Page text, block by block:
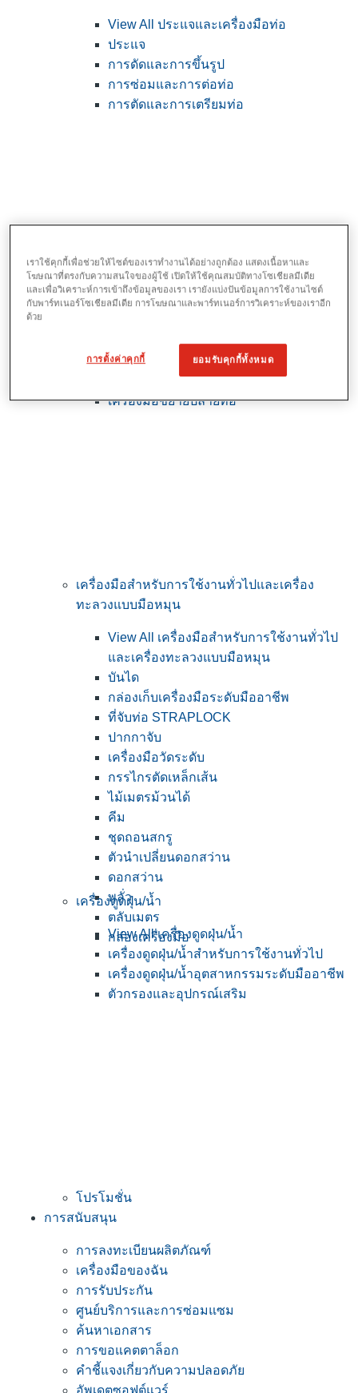
View All ประแจและเครื่องมือท่อ
ประแจ
การดัดและการขึ้นรูป
การซ่อมและการต่อท่อ
การตัดและการเตรียมท่อ
เครื่องมือสาธารณูปโภค & ช่างไฟฟ้า
เครื่องมือกรีดตัดสายเคเบิล
เครื่องมือดัดท่อคอนดูท
เครื่องมือขยายปลายท่อ
เครื่องมือสำหรับการใช้งานทั่วไปและเครื่อง
ทะลวงแบบมือหมุน
View All เครื่องมือสำหรับการใช้งานทั่วไป
และเครื่องทะลวงแบบมือหมุน
บันได
กล่องเก็บเครื่องมือระดับมืออาชีพ
ที่จับท่อ STRAPLOCK
ปากกาจับ
เครื่องมือวัดระดับ
กรรไกรตัดเหล็กเส้น
ไม้เมตรม้วนได้
คีม
ชุดถอนสกรู
ตัวนำเปลี่ยนดอกสว่าน
ดอกสว่าน
พลั่ว
ตลับเมตร
กล่องเครื่องมือ
เครื่องดูดฝุ่น/น้ำ
View All เครื่องดูดฝุ่น/น้ำ
เครื่องดูดฝุ่น/น้ำสำหรับการใช้งานทั่วไป
เครื่องดูดฝุ่น/น้ำอุตสาหกรรมระดับมืออาชีพ
ตัวกรองและอุปกรณ์เสริม
โปรโมชั่น
การสนับสนุน
การลงทะเบียนผลิตภัณฑ์
เครื่องมือของฉัน
การรับประกัน
ศูนย์บริการและการซ่อมแซม
ค้นหาเอกสาร
การขอแคตตาล็อก
คำชี้แจงเกี่ยวกับความปลอดภัย
เราใช้คุกกี้เพื่อช่วยให้ไซต์ของเราทำงานได้อย่างถูกต้อง แสดงเนื้อหาและ
โฆษณาที่ตรงกับความสนใจของผู้ใช้ เปิดให้ใช้คุณสมบัติทางโซเชียลมีเดีย
และเพื่อวิเคราะห์การเข้าถึงข้อมูลของเรา เรายังแบ่งปันข้อมูลการใช้งานไซต์
กับพาร์ทเนอร์โซเชียลมีเดีย การโฆษณาและพาร์ทเนอร์การวิเคราะห์ของเราอีก
ด้วย
การตั้งค่าคุกกี้ ยอมรับคุกกี้ทั้งหมด